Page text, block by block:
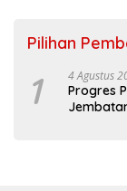
Pilihan
1 4 Agustus
Progres